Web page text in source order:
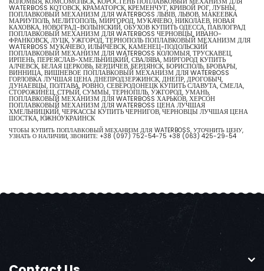
WATERBOSS КОТОВСК, КРАМАТОРСК, КРЕМЕНЧУГ, КРИВОЙ РОГ, ЛУБНЫ,
ПОПЛАВКОВЫЙ МЕХАНИЗМ ДЛЯ WATERBOSS ЛЬВІВ, ЛЬВОВ, МАКЕЕВКА
МАРИУПОЛЬ, МЕЛИТОПОЛЬ, МИРГОРОД, МУКАЧЕВО, НИКОЛАЕВ, НОВАЯ
КАХОВКА, НОВОГРАД-ВОЛЫНСКИЙ, ОБУХОВ КУПИТЬ ОДЕССА, ПАВЛОГРАД
ПОПЛАВКОВЫЙ МЕХАНИЗМ ДЛЯ WATERBOSS ЧЕРНОВЦЫ, ИВАНО-
ФРАНКОВСК, ЛУЦК, УЖГОРОД, ТЕРНОПОЛЬ ПОПЛАВКОВЫЙ МЕХАНИЗМ ДЛЯ
WATERBOSS МУКАЧЕВО, ИЛЬИЧЁВСК, КАМЕНЕЦ-ПОДОЛЬСКИЙ
ПОПЛАВКОВЫЙ МЕХАНИЗМ ДЛЯ WATERBOSS КОЛОМЫЯ, ТРУСКАВЕЦ,
ИРПЕНЬ, ПЕРЕЯСЛАВ-ХМЕЛЬНИЦКИЙ, СВАЛЯВА, МИРГОРОД КУПИТЬ
АЛЧЕВСК, БЕЛАЯ ЦЕРКОВЬ, БЕРДИЧЕВ, БЕРДЯНСК, БОРИСПОЛЬ, БРОВАРЫ,
ВИННИЦА, ВИШНЕВОЕ ПОПЛАВКОВЫЙ МЕХАНИЗМ ДЛЯ WATERBOSS
ГОРЛОВКА ЛУЧШАЯ ЦЕНА ДНЕПРОДЗЕРЖИНСК, ДНЕПР, ДРОГОБЫЧ,
ДУНАЕВЦЫ, ПОЛТАВА, РОВНО, СЕВЕРОДОНЕЦК КУПИТЬ СЛАВУТА, СМЕЛА,
СТОРОЖИНЕЦ, СТРЫЙ, СУММЫ, ТЕРНОПІЛЬ, УЖГОРОД, УМАНЬ,
ПОПЛАВКОВЫЙ МЕХАНИЗМ ДЛЯ WATERBOSS ХАРЬКОВ, ХЕРСОН
ПОПЛАВКОВЫЙ МЕХАНИЗМ ДЛЯ WATERBOSS ЦЕНА ЛУЧШАЯ
ХМЕЛЬНИЦКИЙ, ЧЕРКАССЫ КУПИТЬ ЧЕРНИГОВ, ЧЕРНОВЦЫ ЛУЧШАЯ ЦЕНА
ШОСТКА, ЮЖНОУКРАИНСК
ЧТОБЫ КУПИТЬ ПОПЛАВКОВЫЙ МЕХАНИЗМ ДЛЯ WATERBOSS, УТОЧНИТЬ ЦЕНУ,
УЗНАТЬ О НАЛИЧИИ, ЗВОНИТЕ: +38 (097) 752-54-75 +38 (063) 425-29-54